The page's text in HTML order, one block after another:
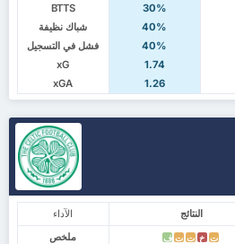
BTTS
30%
شباك نظيفة
40%
فشل في التسجيل
40%
xG
1.74
xGA
1.26
الآداء النتائج
ملخص
ت خ ت ت ف